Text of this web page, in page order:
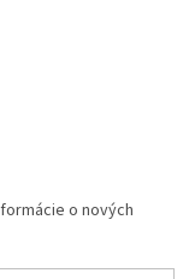
o nových